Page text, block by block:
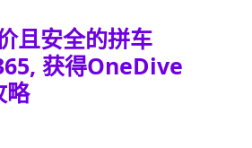
且安全的拼车
获得OneDive
略